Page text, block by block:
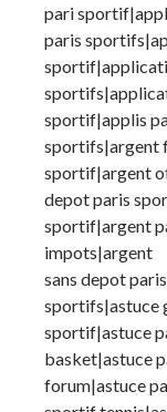
pari
paris
sportif|applis
sportifs|argent
sportif|argent
depot paris
sportif|argent
impots|argent
sans depot
sportifs|astuce
sportif|astuce
basket|astuce
forum|astuce